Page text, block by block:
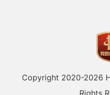
Copyright 2020-2026